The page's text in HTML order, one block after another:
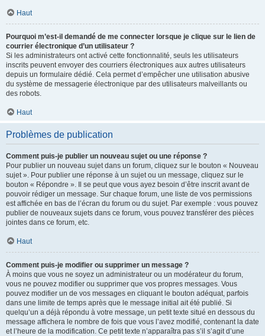
Haut
Pourquoi m’est-il demandé de me connecter lorsque je clique sur le lien de
courrier électronique d’un utilisateur ?
Si les administrateurs ont activé cette fonctionnalité, seuls les utilisateurs
inscrits peuvent envoyer des courriers électroniques aux autres utilisateurs
depuis un formulaire dédié. Cela permet d’empêcher une utilisation abusive
du système de messagerie électronique par des utilisateurs malveillants ou
des robots.
Haut
Problèmes de publication
Comment puis-je publier un nouveau sujet ou une réponse ?
Pour publier un nouveau sujet dans un forum, cliquez sur le bouton « Nouveau
sujet ». Pour publier une réponse à un sujet ou un message, cliquez sur le
bouton « Répondre ». Il se peut que vous ayez besoin d’être inscrit avant de
pouvoir rédiger un message. Sur chaque forum, une liste de vos permissions
est affichée en bas de l’écran du forum ou du sujet. Par exemple : vous pouvez
publier de nouveaux sujets dans ce forum, vous pouvez transférer des pièces
jointes dans ce forum, etc.
Haut
Comment puis-je modifier ou supprimer un message ?
À moins que vous ne soyez un administrateur ou un modérateur du forum,
vous ne pouvez modifier ou supprimer que vos propres messages. Vous
pouvez modifier un de vos messages en cliquant le bouton adéquat, parfois
dans une limite de temps après que le message initial ait été publié. Si
quelqu’un a déjà répondu à votre message, un petit texte situé en dessous du
message affichera le nombre de fois que vous l’avez modifié, contenant la date
et l’heure de la modification. Ce petit texte n’apparaîtra pas s’il s’agit d’une